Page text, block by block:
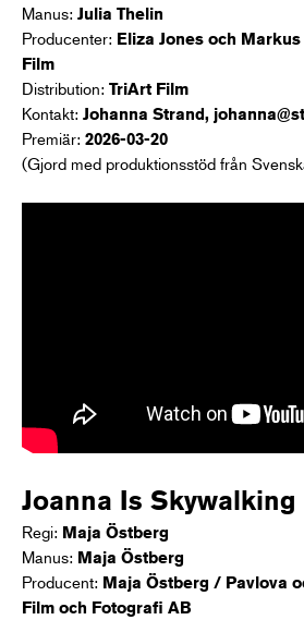
Manus: Julia Thelin
Producenter: Eliza Jones och
Film
Distribution: TriArt Film
Kontakt: Johanna Strand,
Premiär: 2026-03-20
(Gjord med produktionsstöd från
Joanna Is Skywalking
Regi: Maja Östberg
Manus: Maja Östberg
Producent: Maja Östberg / Pavlova
Film och Fotografi AB